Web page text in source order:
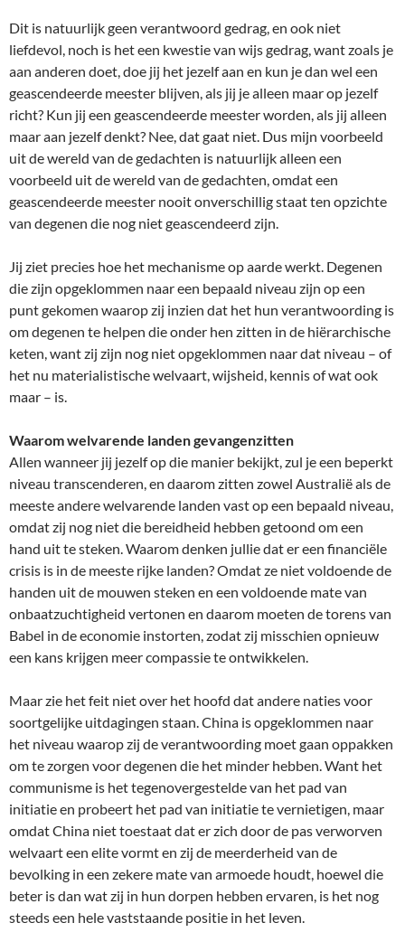
Dit is natuurlijk geen verantwoord gedrag, en ook niet
liefdevol, noch is het een kwestie van wijs gedrag, want zoals je
aan anderen doet, doe jij het jezelf aan en kun je dan wel een
geascendeerde meester blijven, als jij je alleen maar op jezelf
richt? Kun jij een geascendeerde meester worden, als jij alleen
maar aan jezelf denkt? Nee, dat gaat niet. Dus mijn voorbeeld
uit de wereld van de gedachten is natuurlijk alleen een
voorbeeld uit de wereld van de gedachten, omdat een
geascendeerde meester nooit onverschillig staat ten opzichte
van degenen die nog niet geascendeerd zijn.
Jij ziet precies hoe het mechanisme op aarde werkt. Degenen
die zijn opgeklommen naar een bepaald niveau zijn op een
punt gekomen waarop zij inzien dat het hun verantwoording is
om degenen te helpen die onder hen zitten in de hiërarchische
keten, want zij zijn nog niet opgeklommen naar dat niveau – of
het nu materialistische welvaart, wijsheid, kennis of wat ook
maar – is.
Waarom welvarende landen gevangenzitten
Allen wanneer jij jezelf op die manier bekijkt, zul je een beperkt
niveau transcenderen, en daarom zitten zowel Australië als de
meeste andere welvarende landen vast op een bepaald niveau,
omdat zij nog niet die bereidheid hebben getoond om een
hand uit te steken. Waarom denken jullie dat er een financiële
crisis is in de meeste rijke landen? Omdat ze niet voldoende de
handen uit de mouwen steken en een voldoende mate van
onbaatzuchtigheid vertonen en daarom moeten de torens van
Babel in de economie instorten, zodat zij misschien opnieuw
een kans krijgen meer compassie te ontwikkelen.
Maar zie het feit niet over het hoofd dat andere naties voor
soortgelijke uitdagingen staan. China is opgeklommen naar
het niveau waarop zij de verantwoording moet gaan oppakken
om te zorgen voor degenen die het minder hebben. Want het
communisme is het tegenovergestelde van het pad van
initiatie en probeert het pad van initiatie te vernietigen, maar
omdat China niet toestaat dat er zich door de pas verworven
welvaart een elite vormt en zij de meerderheid van de
bevolking in een zekere mate van armoede houdt, hoewel die
beter is dan wat zij in hun dorpen hebben ervaren, is het nog
steeds een hele vaststaande positie in het leven.